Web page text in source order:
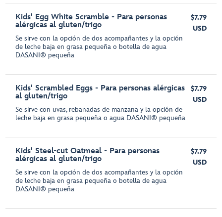
Kids' Egg White Scramble - Para personas
alérgicas al gluten/trigo
Se sirve con la opción de dos acompañantes y la opción
de leche baja en grasa pequeña o botella de agua
DASANI® pequeña
$7.79
USD
Kids' Scrambled Eggs - Para personas alérgicas
al gluten/trigo
Se sirve con uvas, rebanadas de manzana y la opción de
leche baja en grasa pequeña o agua DASANI® pequeña
$7.79
USD
Kids' Steel-cut Oatmeal - Para personas
alérgicas al gluten/trigo
Se sirve con la opción de dos acompañantes y la opción
de leche baja en grasa pequeña o botella de agua
DASANI® pequeña
$7.79
USD